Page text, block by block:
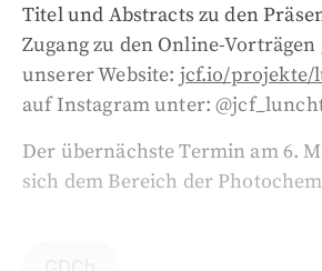
Titel und Abstracts zu den
Zugang zu den Online-Vorträgen
unserer Website: jcf.io/projekte/
auf Instagram unter:
Der übernächste Termin am 6.
sich dem Bereich der